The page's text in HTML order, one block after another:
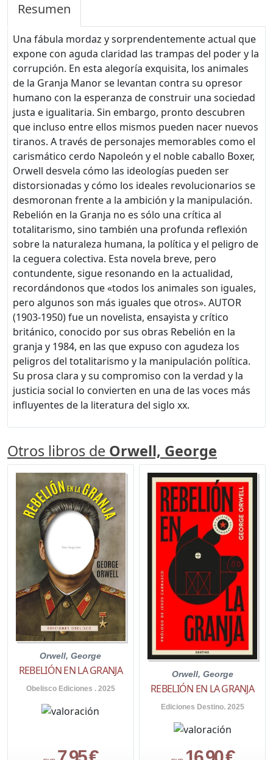
Resumen
Una fábula mordaz y sorprendentemente actual que
expone con aguda claridad las trampas del poder y la
corrupción. En esta alegoría exquisita, los animales
de la Granja Manor se levantan contra su opresor
humano con la esperanza de construir una sociedad
justa e igualitaria. Sin embargo, pronto descubren
que incluso entre ellos mismos pueden nacer nuevos
tiranos. A través de personajes memorables como el
carismático cerdo Napoleón y el noble caballo Boxer,
Orwell desvela cómo las ideologías pueden ser
distorsionadas y cómo los ideales revolucionarios se
desmoronan frente a la ambición y la manipulación.
Rebelión en la Granja no es sólo una crítica al
totalitarismo, sino también una profunda reflexión
sobre la naturaleza humana, la política y el peligro de
la ceguera colectiva. Esta novela breve, pero
contundente, sigue resonando en la actualidad,
recordándonos que «todos los animales son iguales,
pero algunos son más iguales que otros». AUTOR
(1903-1950) fue un novelista, ensayista y crítico
británico, conocido por sus obras Rebelión en la
granja y 1984, en las que expuso con agudeza los
peligros del totalitarismo y la manipulación política.
Su prosa clara y su compromiso con la verdad y la
justicia social lo convierten en una de las voces más
influyentes de la literatura del siglo xx.
Otros libros de Orwell, George
Orwell, George
REBELIÓN EN LA GRANJA
Obelisco Ediciones . 2025
Orwell, George
REBELIÓN EN LA GRANJA
Ediciones Destino. 2025